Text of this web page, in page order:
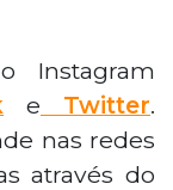
Instagram
e Twitter.
nas redes
através do